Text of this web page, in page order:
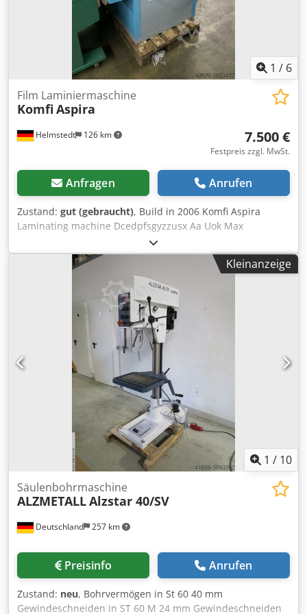
Bedienungsanleitung in Deutsch inklusive
Sonderausstattung: - Kühlmitteleinrichtung "B" Pos. 25.
1 / 6
Helmstedt 126 km
Film Laminiermaschine
KomfiAspira
7.500 €
Festpreis zzgl. MwSt.
Anfragen Anrufen
Zustand: gut (gebraucht), Build in 2006 Komfi Aspira
Laminating machine Dcedpfsgyzzusx Aa Uok Max
laminating speed 15 m/min Max sheet width 52 cm Sheet
size max. 52x74 cm; min. 20x20 cm Paper weight . 115-
Kleinanzeige
1 / 10
Deutschland 257 km
Säulenbohrmaschine
ALZMETALLAlzstar 40/SV
Preisinfo Anrufen
Zustand: neu, Bohrvermögen in St 60 40 mm
Gewindeschneiden in ST 60 M 24 mm Gewindeschneiden